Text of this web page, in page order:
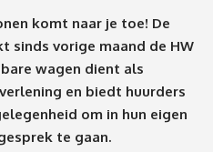
komt naar je toe! De
sinds vorige maand de HW
wagen dient als
en biedt huurders
om in hun eigen
te gaan.